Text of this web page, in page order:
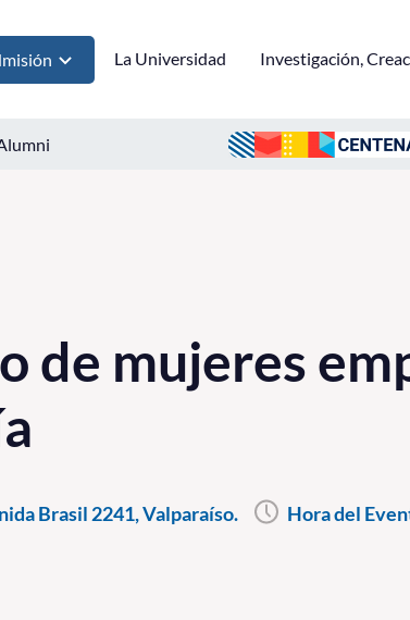
La Universidad Investigación,
de mujeres
Brasil 2241, Valparaíso. Hora del